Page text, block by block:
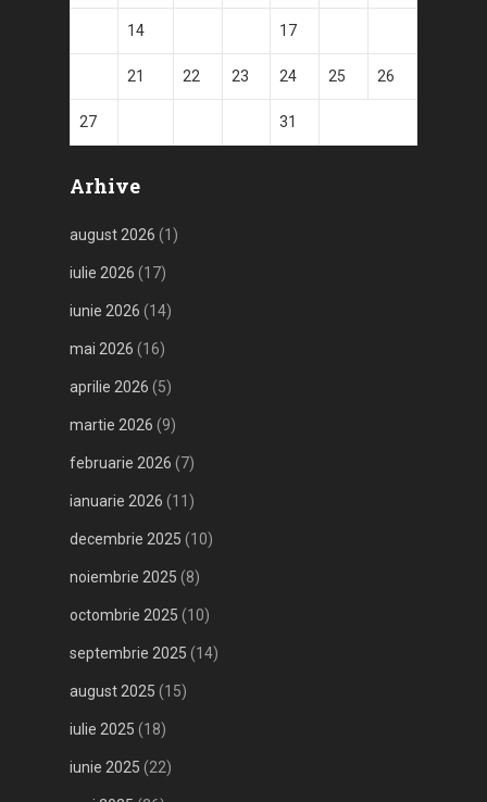
14 17
21 22 23 24 25 26
27 31
Arhive
august 2026 (1)
iulie 2026 (17)
iunie 2026 (14)
mai 2026 (16)
aprilie 2026 (5)
martie 2026 (9)
februarie 2026 (7)
ianuarie 2026 (11)
decembrie 2025 (10)
noiembrie 2025 (8)
octombrie 2025 (10)
septembrie 2025 (14)
august 2025 (15)
iulie 2025 (18)
iunie 2025 (22)